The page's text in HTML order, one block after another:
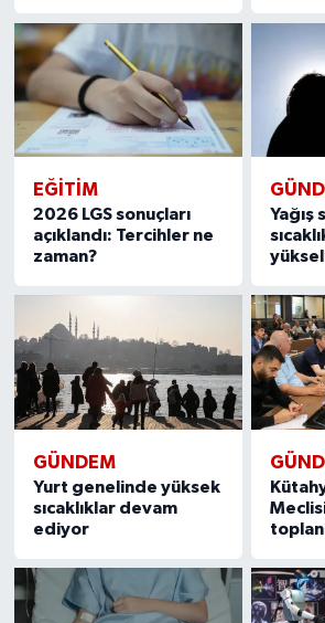
EĞITIM
2026 LGS sonuçları
açıklandı: Tercihler ne
zaman?
Yağış
GÜNDEM
Yurt genelinde yüksek
sıcaklıklar devam
ediyor